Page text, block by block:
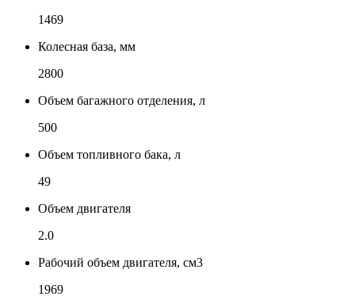
1469
Колесная база, мм
2800
Объем багажного отделения, л
500
Объем топливного бака, л
49
Объем двигателя
2.0
Рабочий объем двигателя, см3
1969